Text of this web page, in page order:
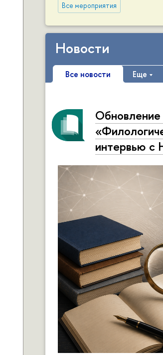
Все мероприятия
Новости
Все новости Еще
интервью с